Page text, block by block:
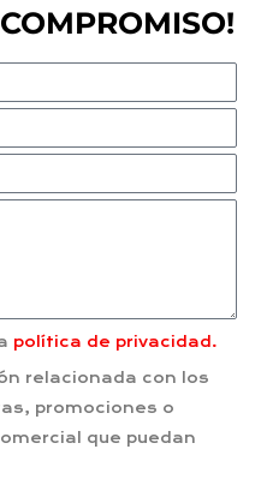
política de privacidad.
relacionada con los
promociones o
que puedan